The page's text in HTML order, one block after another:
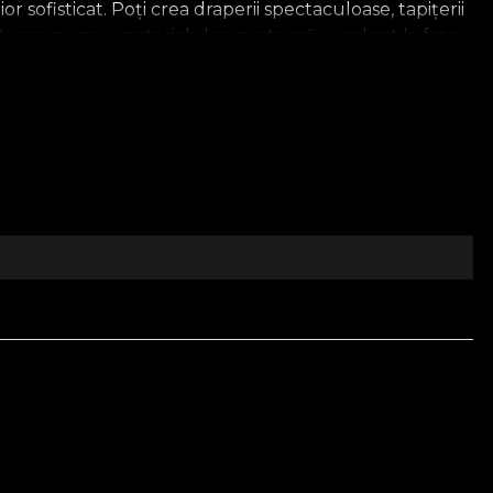
sofisticat. Poți crea draperii spectaculoase, tapițerii
materialul se pretează excelent la fețe
românesc. Colecția devine astfel o incursiune
tactil și eleganța vizuală sunt esențiale. Realizat